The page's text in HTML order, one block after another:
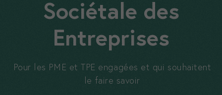
Sociétale des
Entreprises
Pour les PME et TPE engagées et qui souhaitent
le faire savoir